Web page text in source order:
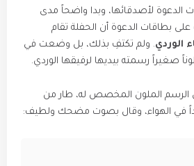
الدعوة لأصدقائها، وبدا واضحاً مدى
بطاقات الدعوة أن الحفلة تقام
الوردي. ولم تكتفِ بذلك، بل وضعت في
صغيراً رسمته بيديها لرفيقها الوردي.
الرسم الملون المخصص له، طار من
جداً في الهواء، وقال بصوت مضحك ولطيف: